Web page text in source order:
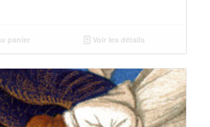
panier Voir les détails